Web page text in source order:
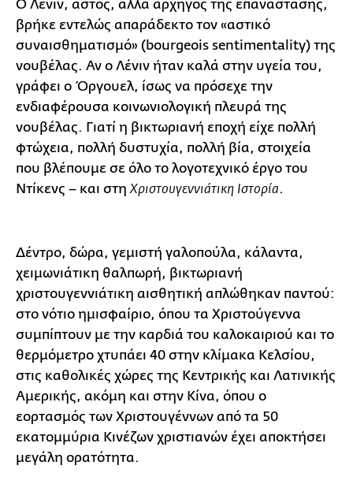
Ο Λένιν, αστός, αλλά αρχηγός της επανάστασης,
βρήκε εντελώς απαράδεκτο τον «αστικό
συναισθηματισμό» (bourgeois sentimentality) της
νουβέλας. Αν ο Λένιν ήταν καλά στην υγεία του,
γράφει ο Όργουελ, ίσως να πρόσεχε την
ενδιαφέρουσα κοινωνιολογική πλευρά της
νουβέλας. Γιατί η βικτωριανή εποχή είχε πολλή
φτώχεια, πολλή δυστυχία, πολλή βία, στοιχεία
που βλέπουμε σε όλο το λογοτεχνικό έργο του
Ντίκενς – και στηΧριστουγεννιάτικη Ιστορία.
Δέντρο, δώρα, γεμιστή γαλοπούλα, κάλαντα,
χειμωνιάτικη θαλπωρή, βικτωριανή
χριστουγεννιάτικη αισθητική απλώθηκαν παντού:
στο νότιο ημισφαίριο, όπου τα Χριστούγεννα
συμπίπτουν με την καρδιά του καλοκαιριού και το
θερμόμετρο χτυπάει 40 στην κλίμακα Κελσίου,
στις καθολικές χώρες της Κεντρικής και Λατινικής
Αμερικής, ακόμη και στην Κίνα, όπου ο
εορτασμός των Χριστουγέννων από τα 50
εκατομμύρια Κινέζων χριστιανών έχει αποκτήσει
μεγάλη ορατότητα.